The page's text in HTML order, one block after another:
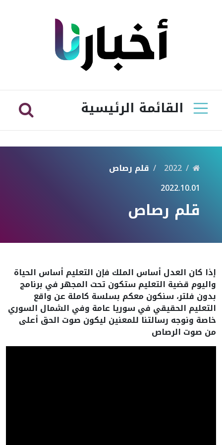
القائمة الرئيسية
2022
قلم رصاص
2022.10.01
قلم رصاص
إذا كان العدل أساس الملك فإن التعليم أساس الحياة
واليوم قضية التعليم ستكون تحت المجهر في برنامج
بدون فلتر، سنكون معكم بسلسة كاملة عن واقع
التعليم الحقيقي في سوريا عامة وفي الشمال السوري
خاصة ونوجه رسالتنا للمعنين ليكون صوت الحق أعلى
من صوت الرصاص